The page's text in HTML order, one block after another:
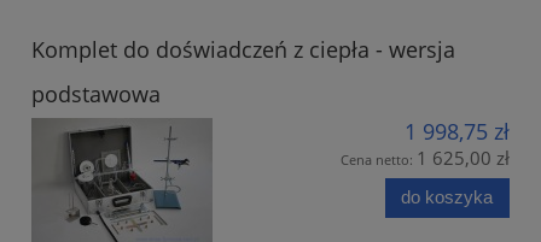
Komplet do doświadczeń z ciepła - wersja
podstawowa
1 998,75 zł
Cena netto: 1 625,00 zł
do koszyka